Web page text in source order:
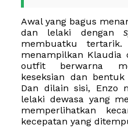
Awal yang bagus
dan lelaki dengan
membuatku
menampilkan Klaudia
outfit berwarna
keseksian dan
Dan dilain sisi, Enzo
lelaki dewasa yang
memperlihatkan
kecepatan yang